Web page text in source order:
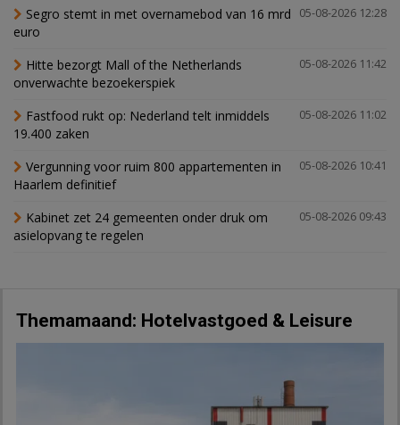
05-08-2026 12:28
Segro stemt in met overnamebod van 16 mrd
euro
05-08-2026 11:42
Hitte bezorgt Mall of the Netherlands
onverwachte bezoekerspiek
05-08-2026 11:02
Fastfood rukt op: Nederland telt inmiddels
19.400 zaken
05-08-2026 10:41
Vergunning voor ruim 800 appartementen in
Haarlem definitief
05-08-2026 09:43
Kabinet zet 24 gemeenten onder druk om
asielopvang te regelen
Themamaand: Hotelvastgoed & Leisure